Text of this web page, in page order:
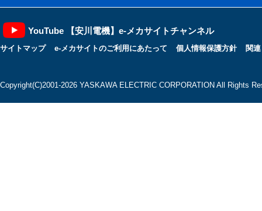
YouTube 【安川電機】e-メカサイトチャンネル
サイトマップ e-メカサイトのご利用にあたって 個人情報保護方針 関
Copyright(C)2001‐2026 YASKAWA ELECTRIC CORPORATION All Rights